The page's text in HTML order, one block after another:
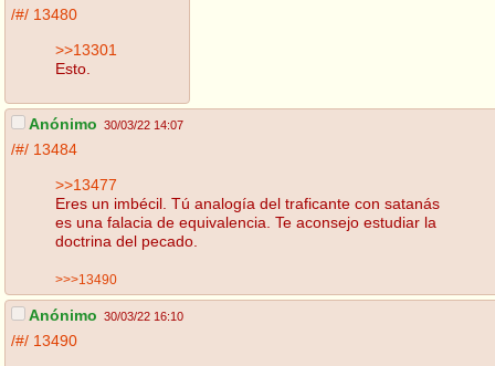
/#/ 13480
>>13301
Esto.
Anónimo 30/03/22 14:07
/#/ 13484
>>13477
Eres un imbécil. Tú analogía del traficante con satanás
es una falacia de equivalencia. Te aconsejo estudiar la
doctrina del pecado.
>>>13490
Anónimo 30/03/22 16:10
/#/ 13490